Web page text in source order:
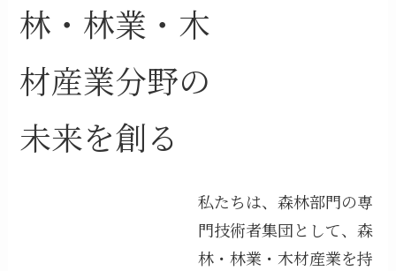
林・林業・木
材産業分野の
未来を創る
私たちは、森林部門の専
門技術者集団として、森
林・林業・木材産業を持